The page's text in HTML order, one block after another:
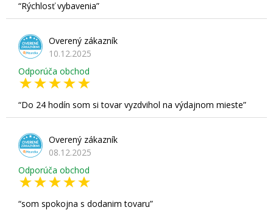
Rýchlosť vybavenia
Overený zákazník
10.12.2025
Odporúča obchod
Do 24 hodín som si tovar vyzdvihol na výdajnom mieste
Overený zákazník
08.12.2025
Odporúča obchod
som spokojna s dodanim tovaru